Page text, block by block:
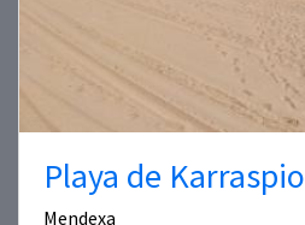
Playa de Karraspio
Mendexa